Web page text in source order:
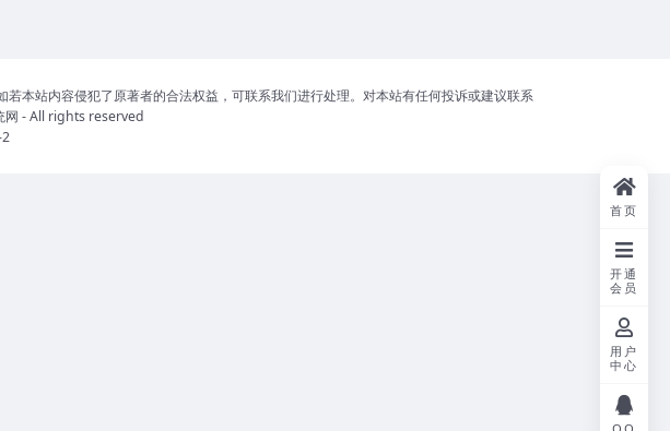
本站内容侵犯了原著者的合法权益，可联系我们进行处理。对本站有任何投诉或建议联系
网 - All rights reserved
首页
开通
会员
用户
中心